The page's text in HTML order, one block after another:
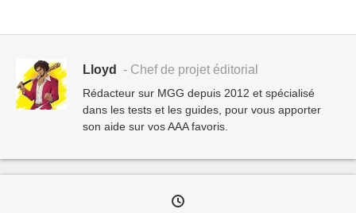
Lloyd - Chef de projet éditorial
Rédacteur sur MGG depuis 2012 et spécialisé
dans les tests et les guides, pour vous apporter
son aide sur vos AAA favoris.